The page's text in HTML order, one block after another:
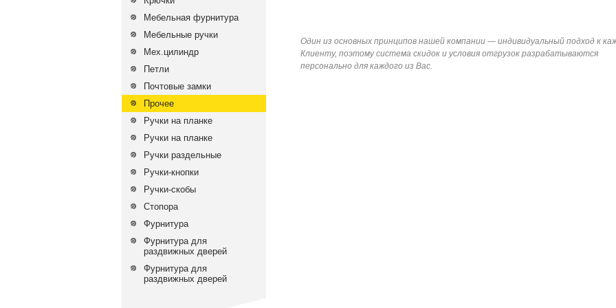
Мебельная фурнитура
Мебельные ручки
Мех.цилиндр
Петли
Почтовые замки
Прочее
Ручки на планке
Ручки на планке
Ручки раздельные
Ручки-кнопки
Ручки-скобы
Стопора
Фурнитура
Фурнитура для
раздвижных дверей
Фурнитура для
раздвижных дверей
Один из основных принципов нашей компании — индивидуальный подход к
Клиенту, поэтому система скидок и условия отгрузок разрабатываются
персонально для каждого из Вас.